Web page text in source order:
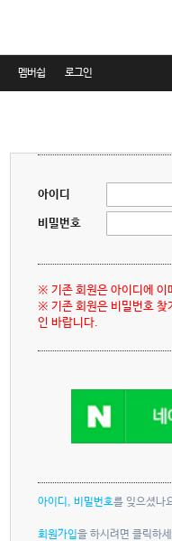
멤버쉽 로그인
회원정보
비급여
아이디
비밀번호
※ 기존 회원은 아이디에 이
※ 기존 회원은 비밀번호 찾
인 바랍니다.
아이디, 비밀번호를 잊으셨나
회원가입을 하시려면 클릭하